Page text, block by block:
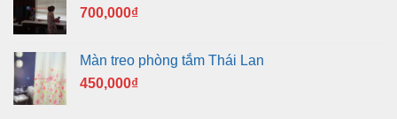
700,000₫
Màn treo phòng tắm Thái Lan
450,000₫